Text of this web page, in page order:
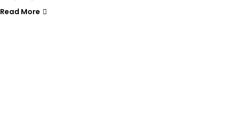
Read More